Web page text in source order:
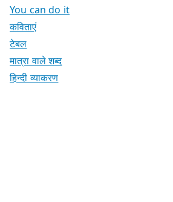
You can do it
कविताएं
टेबल
मात्रा वाले शब्द
हिन्दी व्याकरण